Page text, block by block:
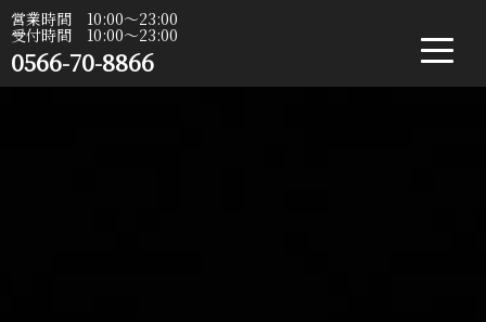
営業時間 10:00〜23:00
受付時間 10:00〜23:00
0566-70-8866